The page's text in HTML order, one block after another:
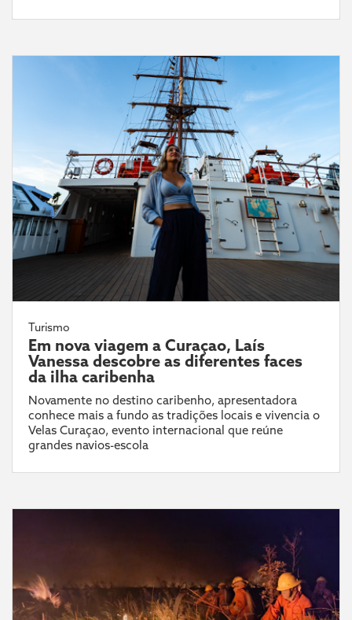
Turismo
Em nova viagem a Curaçao, Laís
Vanessa descobre as diferentes faces
da ilha caribenha
Novamente no destino caribenho, apresentadora
conhece mais a fundo as tradições locais e vivencia o
Velas Curaçao, evento internacional que reúne
grandes navios-escola